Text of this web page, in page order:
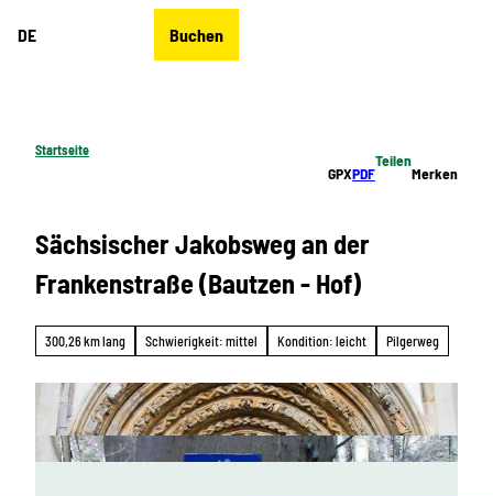
DE Buchen
Startseite
GPXPDF
Teilen
Merken
Sächsischer Jakobsweg an der
Frankenstraße (Bautzen - Hof)
300,26 km lang Schwierigkeit: mittel Kondition: leicht Pilgerweg